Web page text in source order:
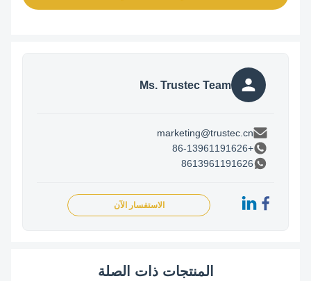
Ms. Trustec Team
marketing@trustec.cn
8613961191626
الاستفسار الآن
المنتجات ذات الصلة